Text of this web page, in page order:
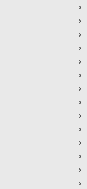
›
›
›
›
›
›
›
›
›
›
›
›
›
›